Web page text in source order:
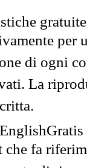
per
di ogni
La
che fa